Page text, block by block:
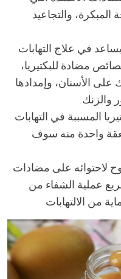
والتجاعيد
يساعد في علاج التهابات
مضادة للبكتيريا،
على الأسنان، وإمدادها
والزنك.
المسببة في التهابات
واحدة منه سوف
لاحتوائه على مضادات
عملية الشفاء من
من الالتهابات.